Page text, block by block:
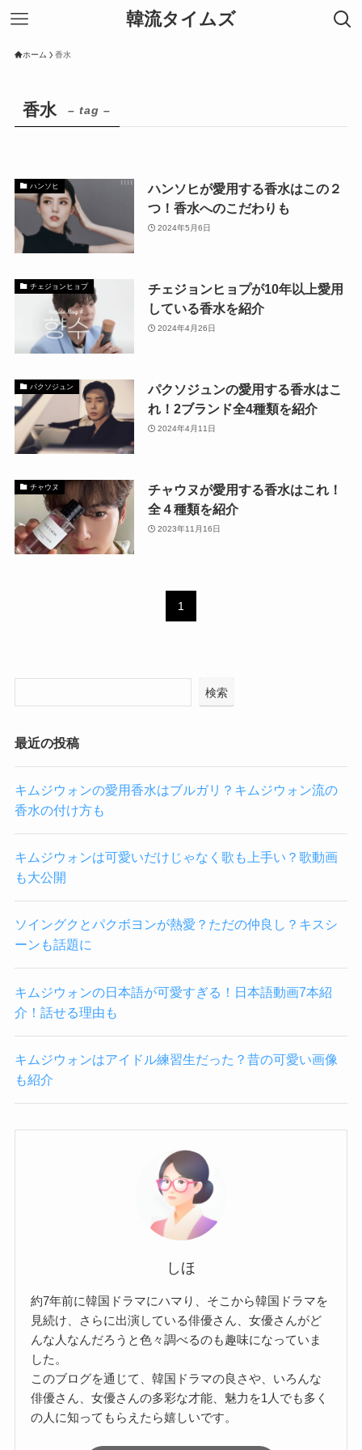
韓流タイムズ
ホーム 香水
香水 – tag –
ハンソヒ
ハンソヒが愛用する香水はこの２
つ！香水へのこだわりも
2024年5月6日
チェジョンヒョプ
チェジョンヒョプが10年以上愛用
している香水を紹介
2024年4月26日
パクソジュン
パクソジュンの愛用する香水はこ
れ！2ブランド全4種類を紹介
2024年4月11日
チャウヌ
チャウヌが愛用する香水はこれ！
全４種類を紹介
2023年11月16日
1
検索
最近の投稿
キムジウォンの愛用香水はブルガリ？キムジウォン流の
香水の付け方も
キムジウォンは可愛いだけじゃなく歌も上手い？歌動画
も大公開
ソイングクとパクボヨンが熱愛？ただの仲良し？キスシ
ーンも話題に
キムジウォンの日本語が可愛すぎる！日本語動画7本紹
介！話せる理由も
キムジウォンはアイドル練習生だった？昔の可愛い画像
も紹介
しほ
約7年前に韓国ドラマにハマり、そこから韓国ドラマを
見続け、さらに出演している俳優さん、女優さんがど
んな人なんだろうと色々調べるのも趣味になっていま
した。
このブログを通じて、韓国ドラマの良さや、いろんな
俳優さん、女優さんの多彩な才能、魅力を1人でも多く
の人に知ってもらえたら嬉しいです。